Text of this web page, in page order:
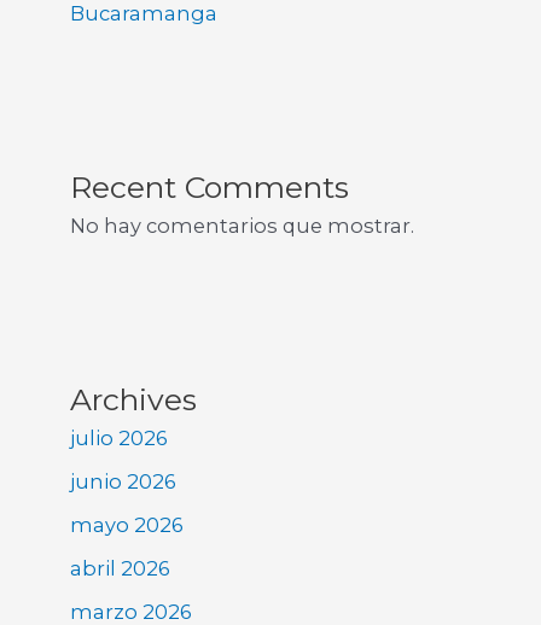
Bucaramanga
Recent Comments
No hay comentarios que mostrar.
Archives
julio 2026
junio 2026
mayo 2026
abril 2026
marzo 2026